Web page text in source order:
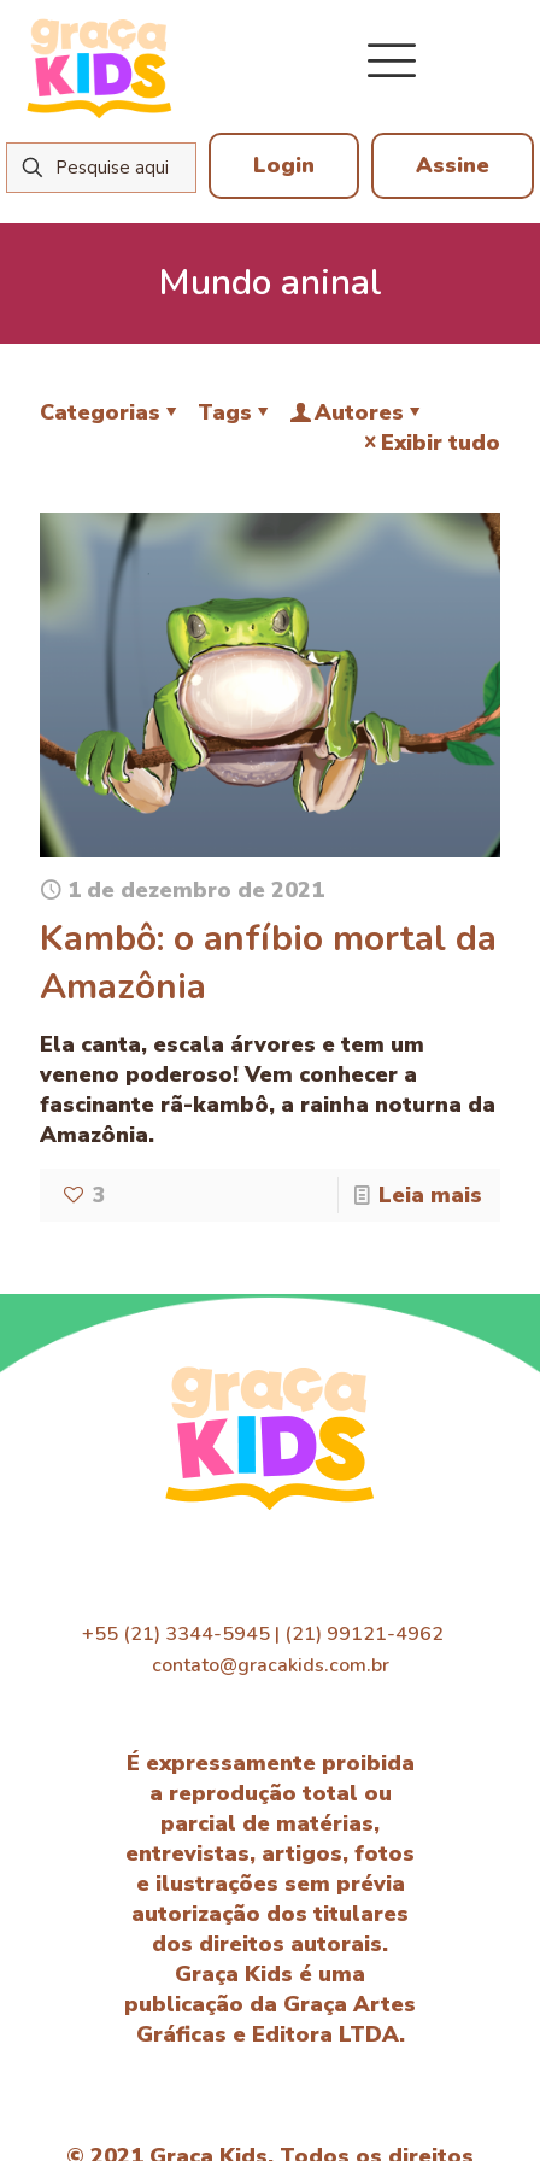
Login Assine
Mundo aninal
Categorias Tags
Autores
Exibir tudo
1 de dezembro de 2021
Kambô: o anfíbio mortal da
Amazônia
Ela canta, escala árvores e tem um
veneno poderoso! Vem conhecer a
fascinante rã-kambô, a rainha noturna da
Amazônia.
3 Leia mais
+55 (21) 3344-5945 | (21) 99121-4962
contato@gracakids.com.br
É expressamente proibida
a reprodução total ou
parcial de matérias,
entrevistas, artigos, fotos
e ilustrações sem prévia
autorização dos titulares
dos direitos autorais.
Graça Kids é uma
publicação da Graça Artes
Gráficas e Editora LTDA.